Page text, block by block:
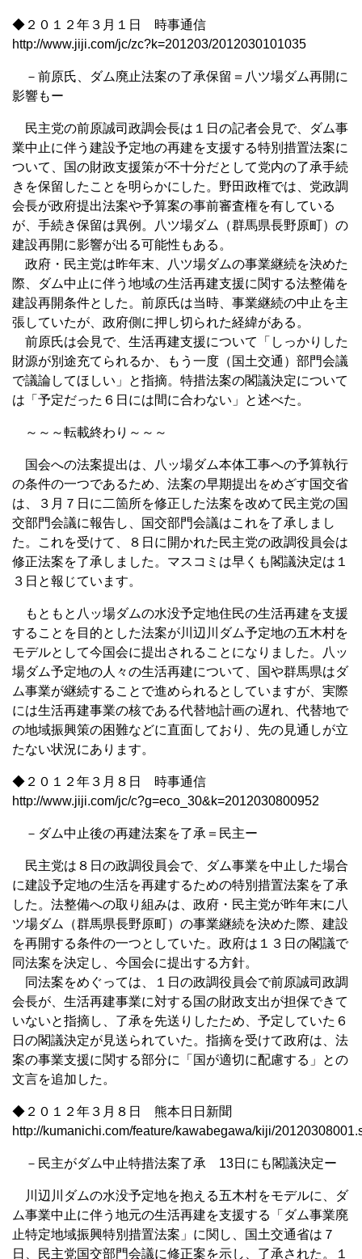
◆２０１２年３月１日 時事通信
http://www.jiji.com/jc/zc?k=201203/2012030101035
－前原氏、ダム廃止法案の了承保留＝八ツ場ダム再開に
影響もー
民主党の前原誠司政調会長は１日の記者会見で、ダム事
業中止に伴う建設予定地の再建を支援する特別措置法案に
ついて、国の財政支援策が不十分だとして党内の了承手続
きを保留したことを明らかにした。野田政権では、党政調
会長が政府提出法案や予算案の事前審査権を有している
が、手続き保留は異例。八ツ場ダム（群馬県長野原町）の
建設再開に影響が出る可能性もある。
政府・民主党は昨年末、八ツ場ダムの事業継続を決めた
際、ダム中止に伴う地域の生活再建支援に関する法整備を
建設再開条件とした。前原氏は当時、事業継続の中止を主
張していたが、政府側に押し切られた経緯がある。
前原氏は会見で、生活再建支援について「しっかりした
財源が別途充てられるか、もう一度（国土交通）部門会議
で議論してほしい」と指摘。特措法案の閣議決定について
は「予定だった６日には間に合わない」と述べた。
～～～転載終わり～～～
国会への法案提出は、八ッ場ダム本体工事への予算執行
の条件の一つであるため、法案の早期提出をめざす国交省
は、３月７日に二箇所を修正した法案を改めて民主党の国
交部門会議に報告し、国交部門会議はこれを了承しまし
た。これを受けて、８日に開かれた民主党の政調役員会は
修正法案を了承しました。マスコミは早くも閣議決定は１
３日と報じています。
もともと八ッ場ダムの水没予定地住民の生活再建を支援
することを目的とした法案が川辺川ダム予定地の五木村を
モデルとして今国会に提出されることになりました。八ッ
場ダム予定地の人々の生活再建について、国や群馬県はダ
ム事業が継続することで進められるとしていますが、実際
には生活再建事業の核である代替地計画の遅れ、代替地で
の地域振興策の困難などに直面しており、先の見通しが立
たない状況にあります。
◆２０１２年３月８日 時事通信
http://www.jiji.com/jc/c?g=eco_30&k=2012030800952
－ダム中止後の再建法案を了承＝民主ー
民主党は８日の政調役員会で、ダム事業を中止した場合
に建設予定地の生活を再建するための特別措置法案を了承
した。法整備への取り組みは、政府・民主党が昨年末に八
ツ場ダム（群馬県長野原町）の事業継続を決めた際、建設
を再開する条件の一つとしていた。政府は１３日の閣議で
同法案を決定し、今国会に提出する方針。
同法案をめぐっては、１日の政調役員会で前原誠司政調
会長が、生活再建事業に対する国の財政支出が担保できて
いないと指摘し、了承を先送りしたため、予定していた６
日の閣議決定が見送られていた。指摘を受けて政府は、法
案の事業支援に関する部分に「国が適切に配慮する」との
文言を追加した。
◆２０１２年３月８日 熊本日日新聞
http://kumanichi.com/feature/kawabegawa/kiji/
－民主がダム中止特措法案了承 13日にも閣議決定ー
川辺川ダムの水没予定地を抱える五木村をモデルに、ダ
ム事業中止に伴う地元の生活再建を支援する「ダム事業廃
止特定地域振興特別措置法案」に関し、国土交通省は７
日、民主党国交部門会議に修正案を示し、了承された。１